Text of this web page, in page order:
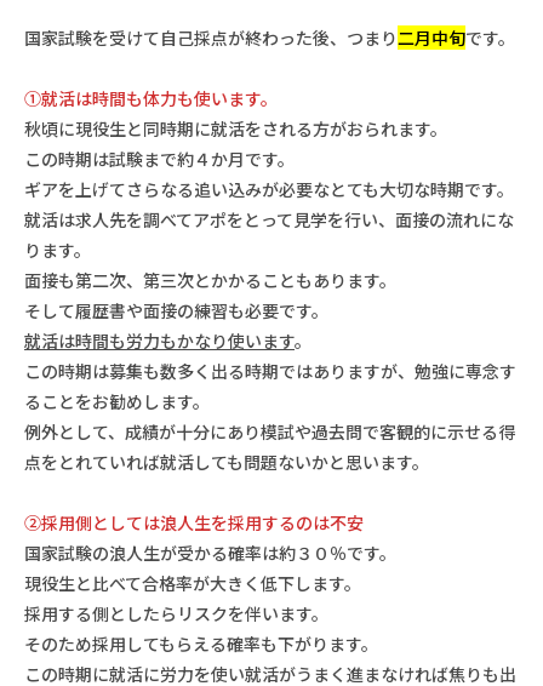
国家試験を受けて自己採点が終わった後、つまり二月中旬です。
①就活は時間も体力も使います。
秋頃に現役生と同時期に就活をされる方がおられます。
この時期は試験まで約４か月です。
ギアを上げてさらなる追い込みが必要なとても大切な時期です。
就活は求人先を調べてアポをとって見学を行い、面接の流れにな
ります。
面接も第二次、第三次とかかることもあります。
そして履歴書や面接の練習も必要です。
就活は時間も労力もかなり使います。
この時期は募集も数多く出る時期ではありますが、勉強に専念す
ることをお勧めします。
例外として、成績が十分にあり模試や過去問で客観的に示せる得
点をとれていれば就活しても問題ないかと思います。
②採用側としては浪人生を採用するのは不安
国家試験の浪人生が受かる確率は約３０％です。
現役生と比べて合格率が大きく低下します。
採用する側としたらリスクを伴います。
そのため採用してもらえる確率も下がります。
この時期に就活に労力を使い就活がうまく進まなければ焦りも出